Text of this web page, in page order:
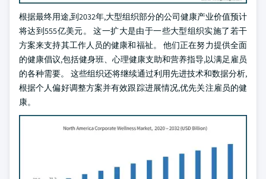
根据最终用途,到2032年,大型组织部分的公司健康产业价值预计
将达到555亿美元。 这一扩大是由于一些大型组织实施了若干
方案来支持其工作人员的健康和福祉。 他们正在努力提供全面
的健康倡议,包括健身班、心理健康支助和营养指导,以满足雇员
的各种需要。 这些组织还将继续通过利用先进技术和数据分析,
根据个人偏好调整方案并有效跟踪进展情况,优先关注雇员的健
康。